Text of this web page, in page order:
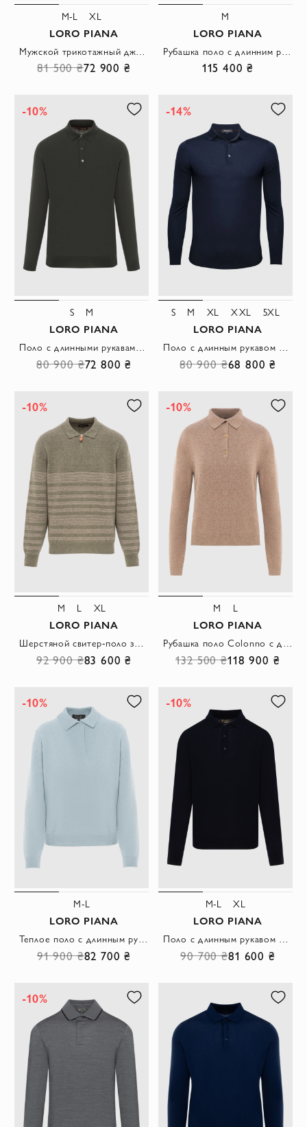
M-L XL
LORO PIANA
81 500 ₴72 900 ₴
M
LORO PIANA
115 400 ₴
-10%
S M
LORO PIANA
80 900 ₴72 800 ₴
-14%
S M XL XXL 5XL
LORO PIANA
80 900 ₴68 800 ₴
-10%
M L XL
LORO PIANA
92 900 ₴83 600 ₴
-10%
M L
LORO PIANA
132 500 ₴118 900 ₴
-10%
M-L
LORO PIANA
91 900 ₴82 700 ₴
-10%
M-L XL
LORO PIANA
90 700 ₴81 600 ₴
-10%